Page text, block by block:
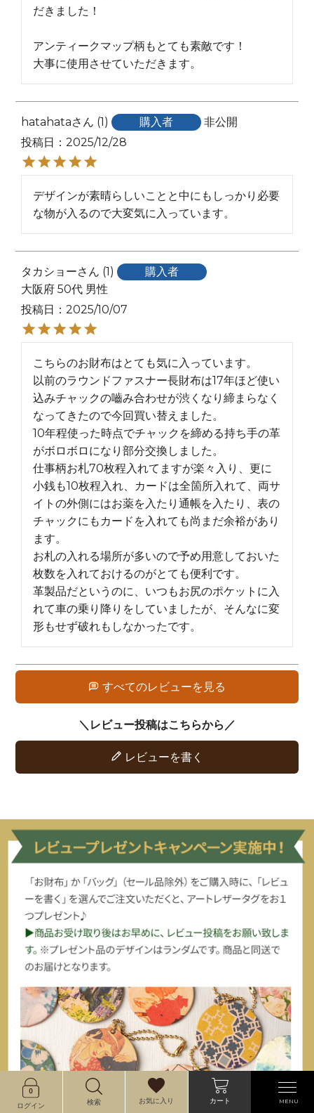
だきました！
アンティークマップ柄もとても素敵です！
大事に使用させていただきます。
hatahata 1 購入者
非公開
投稿日
2025/12/28
デザインが素晴らしいことと中にもしっかり必要
な物が入るので大変気に入っています。
タカショー 1
購入者
大阪府 50代 男性
投稿日
2025/10/07
こちらのお財布はとても気に入っています。
以前のラウンドファスナー長財布は17年ほど使い
込みチャックの嚙み合わせが渋くなり締まらなく
なってきたので今回買い替えました。
10年程使った時点でチャックを締める持ち手の革
がボロボロになり部分交換しました。
仕事柄お札70枚程入れてますが楽々入り、更に
小銭も10枚程入れ、カードは全箇所入れて、両サ
イトの外側にはお薬を入たり通帳を入たり、表の
チャックにもカードを入れても尚まだ余裕があり
ます。
お札の入れる場所が多いので予め用意しておいた
枚数を入れておけるのがとても便利です。
革製品だというのに、いつもお尻のポケットに入
れて車の乗り降りをしていましたが、そんなに変
形もせず破れもしなかったです。
すべてのレビューを見る
レビューを書く
ログイン 検索 お気に入り カート MENU